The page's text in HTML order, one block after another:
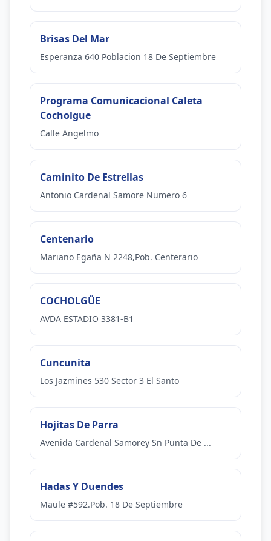
Brisas Del Mar
Esperanza 640 Poblacion 18 De Septiembre
Programa Comunicacional Caleta
Cocholgue
Calle Angelmo
Caminito De Estrellas
Antonio Cardenal Samore Numero 6
Centenario
Mariano Egaña N 2248,Pob. Centerario
COCHOLGÜE
AVDA ESTADIO 3381-B1
Cuncunita
Los Jazmines 530 Sector 3 El Santo
Hojitas De Parra
Avenida Cardenal Samorey Sn Punta De ...
Hadas Y Duendes
Maule #592.Pob. 18 De Septiembre